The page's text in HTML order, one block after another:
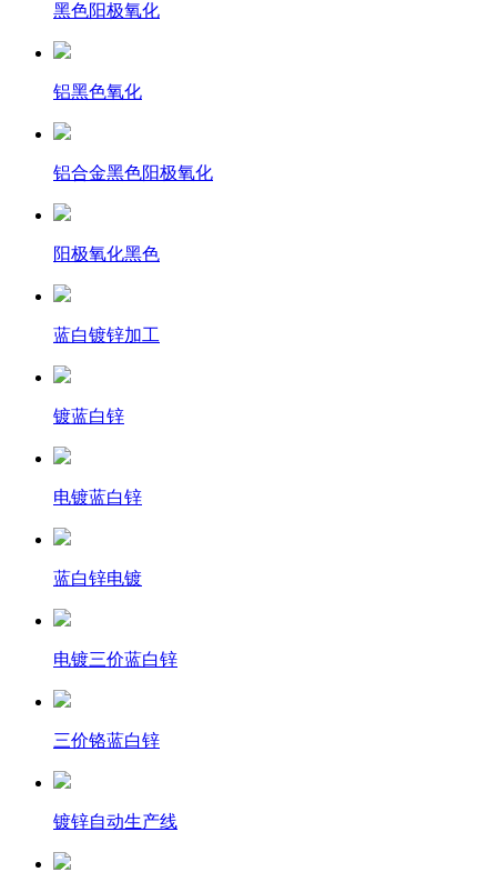
黑色阳极氧化
铝黑色氧化
铝合金黑色阳极氧化
阳极氧化黑色
蓝白镀锌加工
镀蓝白锌
电镀蓝白锌
蓝白锌电镀
电镀三价蓝白锌
三价铬蓝白锌
镀锌自动生产线